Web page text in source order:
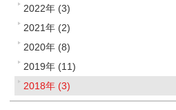
2022年 (3)
2021年 (2)
2020年 (8)
2019年 (11)
2018年 (3)